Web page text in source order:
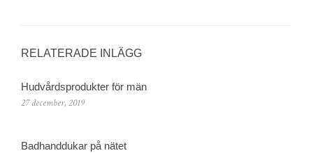
RELATERADE INLÄGG
Hudvårdsprodukter för män
27 december, 2019
Badhanddukar på nätet